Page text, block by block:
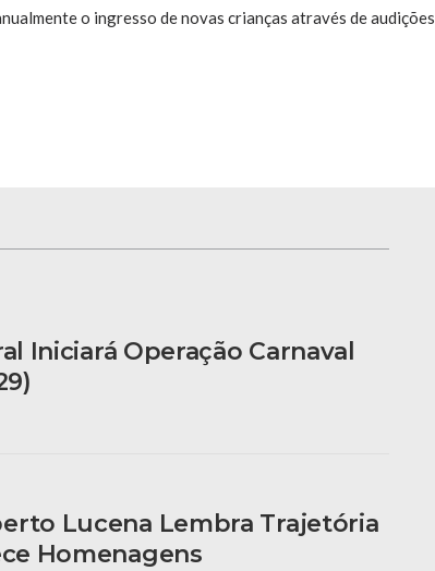
o ingresso de novas crianças através de audições
Iniciará Operação Carnaval
Lucena Lembra Trajetória
Homenagens